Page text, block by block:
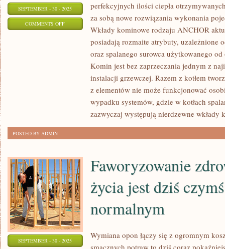
SEPTEMBER - 30 - 2025
COMMENTS OFFON
SKLEPOWE
perfekcyjnych ilości ciepła
za sobą nowe rozwiązania wykonania
Wkłady kominowe rodzaju ANCHOR
posiadają rozmaite atrybuty, uzależnione
oraz spalanego surowca użytkowanego
Komin jest bez zaprzeczania jednym z
instalacji grzewczej. Razem z kotłem
z elementów nie może funkcjonować
wypadku systemów, gdzie w kotłach
zazwyczaj występują nierdzewne wkłady
POSTED BY ADMIN
SEPTEMBER - 30 - 2025
Faworyzowanie
życia jest dziś
normalnym
Wymiana opon łączy się z ogromnym
smacznych potraw to dziś coraz